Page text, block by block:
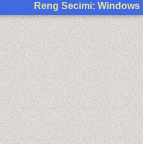
Reng Secimi: Windows